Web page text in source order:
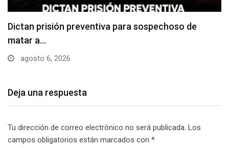
Usuarios madrugan y hacen largas filas para
obtener…
agosto 6, 2026
Deja una respuesta
Tu dirección de correo electrónico no será publicada. Los
campos obligatorios están marcados con *